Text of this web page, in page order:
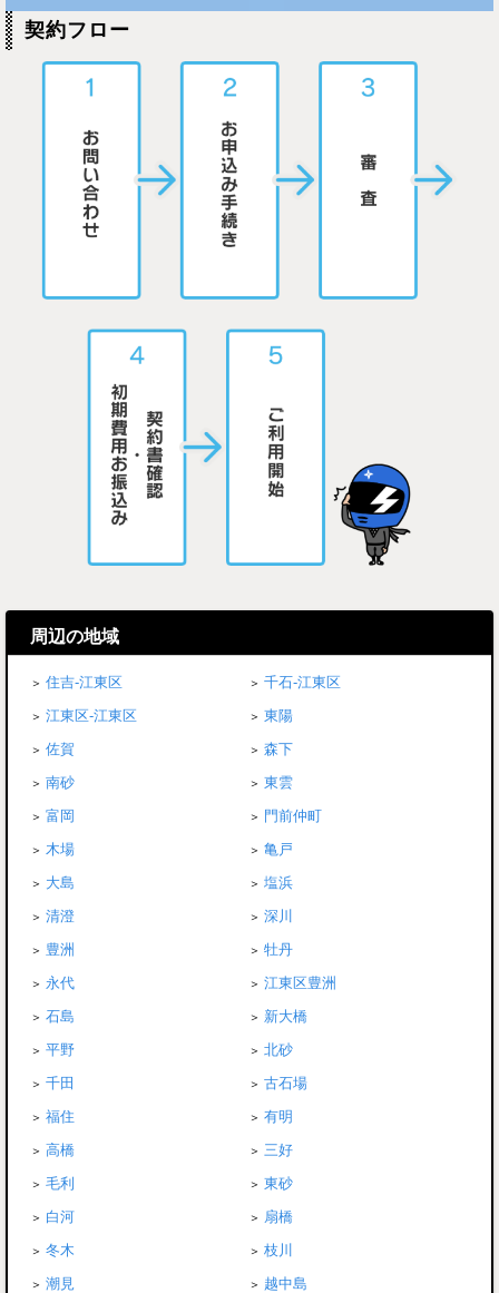
契約フロー
周辺の地域
住吉-江東区
千石-江東区
江東区-江東区
東陽
佐賀
森下
南砂
東雲
富岡
門前仲町
木場
亀戸
大島
塩浜
清澄
深川
豊洲
牡丹
永代
江東区豊洲
石島
新大橋
平野
北砂
千田
古石場
福住
有明
高橋
三好
毛利
東砂
白河
扇橋
冬木
枝川
潮見
越中島